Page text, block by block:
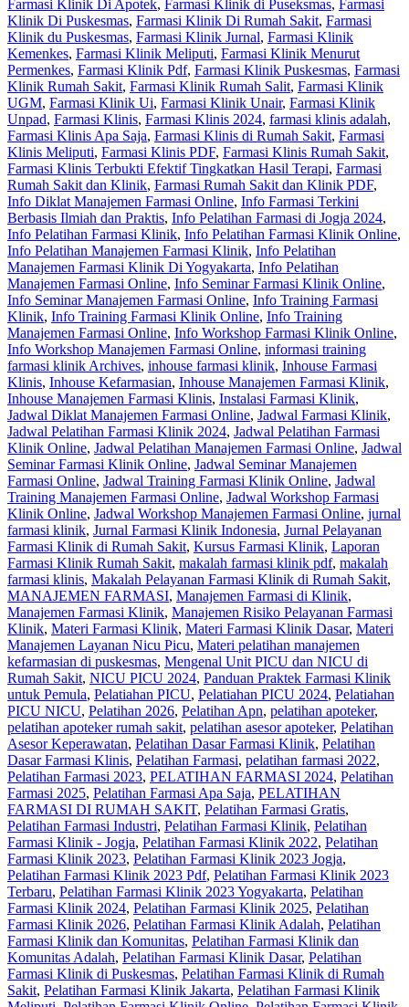
Farmasi Klinik Di Apotek, Farmasi Klinik di Puseksmas, Farmasi
Klinik Di Puskesmas, Farmasi Klinik Di Rumah Sakit, Farmasi
Klinik du Puskesmas, Farmasi Klinik Jurnal, Farmasi Klinik
Kemenkes, Farmasi Klinik Meliputi, Farmasi Klinik Menurut
Permenkes, Farmasi Klinik Pdf, Farmasi Klinik Puskesmas, Farmasi
Klinik Rumah Sakit, Farmasi Klinik Rumah Salit, Farmasi Klinik
UGM, Farmasi Klinik Ui, Farmasi Klinik Unair, Farmasi Klinik
Unpad, Farmasi Klinis, Farmasi Klinis 2024, farmasi klinis adalah,
Farmasi Klinis Apa Saja, Farmasi Klinis di Rumah Sakit, Farmasi
Klinis Meliputi, Farmasi Klinis PDF, Farmasi Klinis Rumah Sakit,
Farmasi Klinis Terbukti Efektif Tingkatkan Hasil Terapi, Farmasi
Rumah Sakit dan Klinik, Farmasi Rumah Sakit dan Klinik PDF,
Info Diklat Manajemen Farmasi Online, Info Farmasi Terkini
Berbasis Ilmiah dan Praktis, Info Pelatihan Farmasi di Jogja 2024,
Info Pelatihan Farmasi Klinik, Info Pelatihan Farmasi Klinik Online,
Info Pelatihan Manajemen Farmasi Klinik, Info Pelatihan
Manajemen Farmasi Klinik Di Yogyakarta, Info Pelatihan
Manajemen Farmasi Online, Info Seminar Farmasi Klinik Online,
Info Seminar Manajemen Farmasi Online, Info Training Farmasi
Klinik, Info Training Farmasi Klinik Online, Info Training
Manajemen Farmasi Online, Info Workshop Farmasi Klinik Online,
Info Workshop Manajemen Farmasi Online, informasi training
farmasi klinik Archives, inhouse farmasi klinik, Inhouse Farmasi
Klinis, Inhouse Kefarmasian, Inhouse Manajemen Farmasi Klinik,
Inhouse Manajemen Farmasi Klinis, Instalasi Farmasi Klinik,
Jadwal Diklat Manajemen Farmasi Online, Jadwal Farmasi Klinik,
Jadwal Pelatihan Farmasi Klinik 2024, Jadwal Pelatihan Farmasi
Klinik Online, Jadwal Pelatihan Manajemen Farmasi Online, Jadwal
Seminar Farmasi Klinik Online, Jadwal Seminar Manajemen
Farmasi Online, Jadwal Training Farmasi Klinik Online, Jadwal
Training Manajemen Farmasi Online, Jadwal Workshop Farmasi
Klinik Online, Jadwal Workshop Manajemen Farmasi Online, jurnal
farmasi klinik, Jurnal Farmasi Klinik Indonesia, Jurnal Pelayanan
Farmasi Klinik di Rumah Sakit, Kursus Farmasi Klinik, Laporan
Farmasi Klinik Rumah Sakit, makalah farmasi klinik pdf, makalah
farmasi klinis, Makalah Pelayanan Farmasi Klinik di Rumah Sakit,
MANAJEMEN FARMASI, Manajemen Farmasi di Klinik,
Manajemen Farmasi Klinik, Manajemen Risiko Pelayanan Farmasi
Klinik, Materi Farmasi Klinik, Materi Farmasi Klinik Dasar, Materi
Manajemen Layanan Nicu Picu, Materi pelatihan manajemen
kefarmasian di puskesmas, Mengenal Unit PICU dan NICU di
Rumah Sakit, NICU PICU 2024, Panduan Praktek Farmasi Klinik
untuk Pemula, Pelatiahan PICU, Pelatiahan PICU 2024, Pelatiahan
PICU NICU, Pelatihan 2026, Pelatihan Apn, pelatihan apoteker,
pelatihan apoteker rumah sakit, pelatihan asesor apoteker, Pelatihan
Asesor Keperawatan, Pelatihan Dasar Farmasi Klinik, Pelatihan
Dasar Farmasi Klinis, Pelatihan Farmasi, pelatihan farmasi 2022,
Pelatihan Farmasi 2023, PELATIHAN FARMASI 2024, Pelatihan
Farmasi 2025, Pelatihan Farmasi Apa Saja, PELATIHAN
FARMASI DI RUMAH SAKIT, Pelatihan Farmasi Gratis,
Pelatihan Farmasi Industri, Pelatihan Farmasi Klinik, Pelatihan
Farmasi Klinik - Jogja, Pelatihan Farmasi Klinik 2022, Pelatihan
Farmasi Klinik 2023, Pelatihan Farmasi Klinik 2023 Jogja,
Pelatihan Farmasi Klinik 2023 Pdf, Pelatihan Farmasi Klinik 2023
Terbaru, Pelatihan Farmasi Klinik 2023 Yogyakarta, Pelatihan
Farmasi Klinik 2024, Pelatihan Farmasi Klinik 2025, Pelatihan
Farmasi Klinik 2026, Pelatihan Farmasi Klinik Adalah, Pelatihan
Farmasi Klinik dan Komunitas, Pelatihan Farmasi Klinik dan
Komunitas Adalah, Pelatihan Farmasi Klinik Dasar, Pelatihan
Farmasi Klinik di Puskesmas, Pelatihan Farmasi Klinik di Rumah
Sakit, Pelatihan Farmasi Klinik Jakarta, Pelatihan Farmasi Klinik